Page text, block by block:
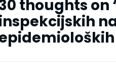
thoughts on